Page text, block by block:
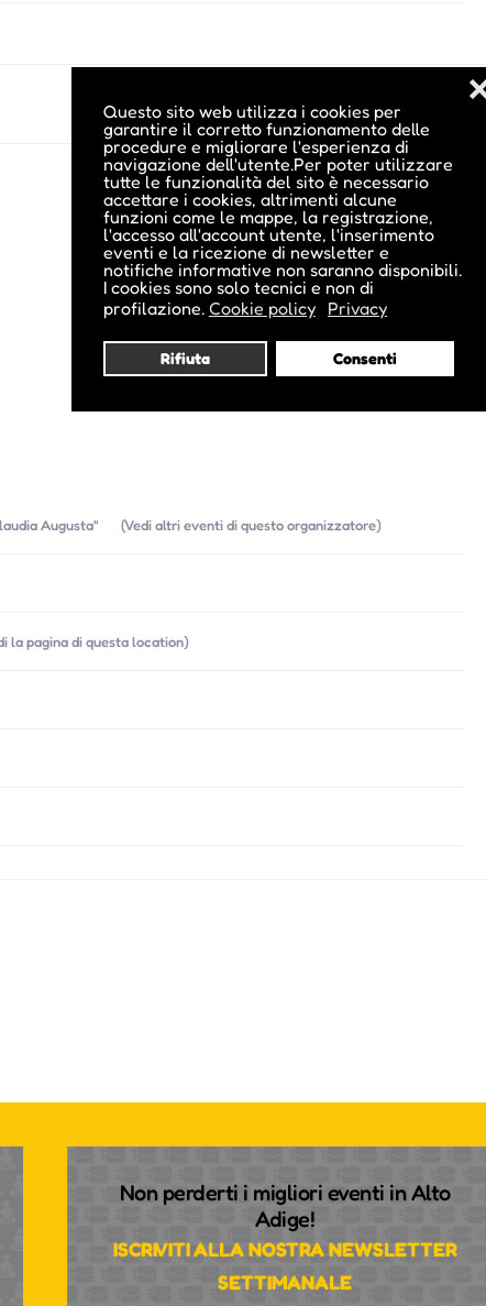
Questo sito web utilizza i cookies per
garantire il corretto funzionamento delle
procedure e migliorare l'esperienza di
navigazione dell'utente.Per poter utilizzare
tutte le funzionalità del sito è necessario
accettare i cookies, altrimenti alcune
funzioni come le mappe, la registrazione,
l'accesso all'account utente, l'inserimento
eventi e la ricezione di newsletter e
notifiche informative non saranno disponibili.
I cookies sono solo tecnici e non di
profilazione. Cookie policy Privacy
Rifiuta Consenti
Augusta" (Vedi altri eventi di questo organizzatore)
la pagina di questa location)
Non perderti i migliori eventi in Alto
Adige!
ISCRIVITI ALLA NOSTRA NEWSLETTER
SETTIMANALE